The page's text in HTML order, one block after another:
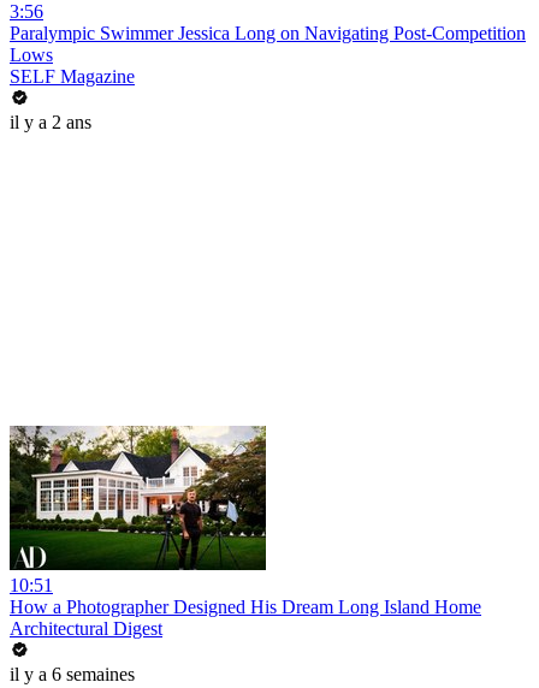
3:56
Paralympic Swimmer Jessica Long on Navigating Post-Competition
Lows
SELF Magazine
il y a 2 ans
10:51
How a Photographer Designed His Dream Long Island Home
Architectural Digest
il y a 6 semaines